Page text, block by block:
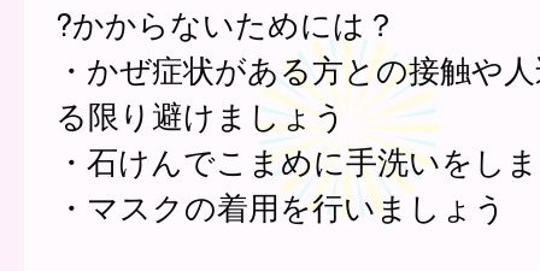
?かからないためには？
・かぜ症状がある方との接触や
る限り避けましょう
・石けんでこまめに手洗いをし
・マスクの着用を行いましょう